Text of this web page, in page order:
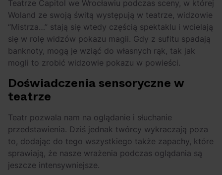
Teatrze Capitol we Wrocławiu podczas sceny, w której
Woland ze swoją świtą występują w teatrze, widzowie
“Mistrza…” stają się wtedy częścią spektaklu i wcielają
się w rolę widzów pokazu magii. Gdy z sufitu spadają
banknoty, mogą je wziąć do własnych rąk, tak jak
mogli to zrobić widzowie pokazu w powieści.
Doświadczenia sensoryczne w
teatrze
Teatr pozwala nam na oglądanie i słuchanie
przedstawienia. Dziś jednak twórcy wykraczają poza
to, dodając do tego wszystkiego także zapachy, które
sprawiają, że nasze wrażenia podczas oglądania są
jeszcze intensywniejsze.